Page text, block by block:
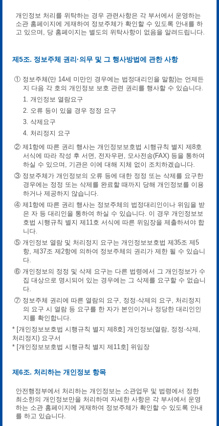
개인정보 처리를 위탁하는 경우 관련사항은 각 부서에서 운영하는
소관 홈페이지에 게재하여 정보주체가 확인할 수 있도록 안내를 하
고 있으며, 당 홈페이지는 별도의 위탁사항이 없음을 알려드립니다.
제5조. 정보주체 권리·의무 및 그 행사방법에 관한 사항
① 정보주체(만 14세 미만인 경우에는 법정대리인을 말함)는 언제든
지 다음 각 호의 개인정보 보호 관련 권리를 행사할 수 있습니다.
1. 개인정보 열람요구
2. 오류 등이 있을 경우 정정 요구
3. 삭제요구
4. 처리정지 요구
② 제1항에 따른 권리 행사는 개인정보보호법 시행규칙 별지 제8호
서식에 따라 작성 후 서면, 전자우편, 모사전송(FAX) 등을 통하여
하실 수 있으며, 기관은 이에 대해 지체 없이 조치하겠습니다.
③ 정보주체가 개인정보의 오류 등에 대한 정정 또는 삭제를 요구한
경우에는 정정 또는 삭제를 완료할 때까지 당해 개인정보를 이용
하거나 제공하지 않습니다.
④ 제1항에 따른 권리 행사는 정보주체의 법정대리인이나 위임을 받
은 자 등 대리인을 통하여 하실 수 있습니다. 이 경우 개인정보보
호법 시행규칙 별지 제11호 서식에 따른 위임장을 제출하셔야 합
니다.
⑤ 개인정보 열람 및 처리정지 요구는 개인정보보호법 제35조 제5
항, 제37조 제2항에 의하여 정보주체의 권리가 제한 될 수 있습니
다.
⑥ 개인정보의 정정 및 삭제 요구는 다른 법령에서 그 개인정보가 수
집 대상으로 명시되어 있는 경우에는 그 삭제를 요구할 수 없습니
다.
⑦ 정보주체 권리에 따른 열람의 요구, 정정·삭제의 요구, 처리정지
의 요구 시 열람 등 요구를 한 자가 본인이거나 정당한 대리인인
지를 확인합니다.
* [개인정보보호법 시행규칙 별지 제8호] 개인정보(열람, 정정·삭제,
처리정지) 요구서
* [개인정보보호법 시행규칙 별지 제11호] 위임장
제6조. 처리하는 개인정보 항목
안전행정부에서 처리하는 개인정보는 소관업무 및 법령에서 정한
최소한의 개인정보만을 처리하며 자세한 사항은 각 부서에서 운영
하는 소관 홈페이지에 게재하여 정보주체가 확인할 수 있도록 안내
를 하고 있습니다.